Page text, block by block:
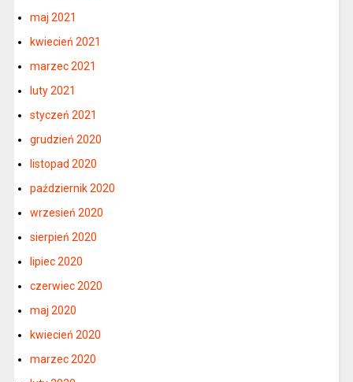
maj 2021
kwiecień 2021
marzec 2021
luty 2021
styczeń 2021
grudzień 2020
listopad 2020
październik 2020
wrzesień 2020
sierpień 2020
lipiec 2020
czerwiec 2020
maj 2020
kwiecień 2020
marzec 2020